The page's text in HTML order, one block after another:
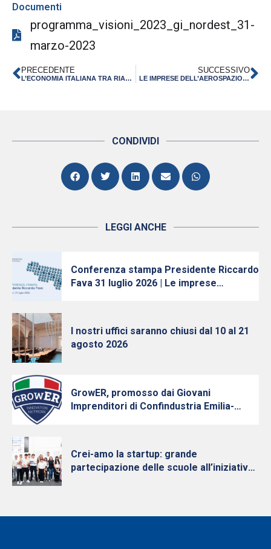
Documenti
programma_visioni_2023_gi_nordest_31-
marzo-2023
PRECEDENTE
L’ECONOMIA ITALIANA TRA RIALZO DEI TASSI E INFLAZIONE ALTA – RAPPORTO DI PREVISIONE CSC MARZO 2023
SUCCESSIVO
LE IMPRESE DELL’AEROSPAZIO IN VISITA ALLA NASA A HOUSTON CON LA REGIONE EMILIA-ROMAGNA
CONDIVIDI
LEGGI ANCHE
Conferenza stampa Presidente Riccardo
Fava 31 luglio 2026 | Le imprese
I nostri uffici saranno chiusi dal 10 al 21
agosto 2026
GrowER, promosso dai Giovani
Imprenditori di Confindustria Emilia-
Crei-amo la startup: grande
partecipazione delle scuole all’iniziativa